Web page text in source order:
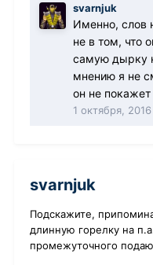
svarnjuk
Именно, слов
не в том, что
самую дырку
мнению я не
он не покажет
1 октября, 2016
svarnjuk
Подскажите,
длинную горелку на
промежуточного